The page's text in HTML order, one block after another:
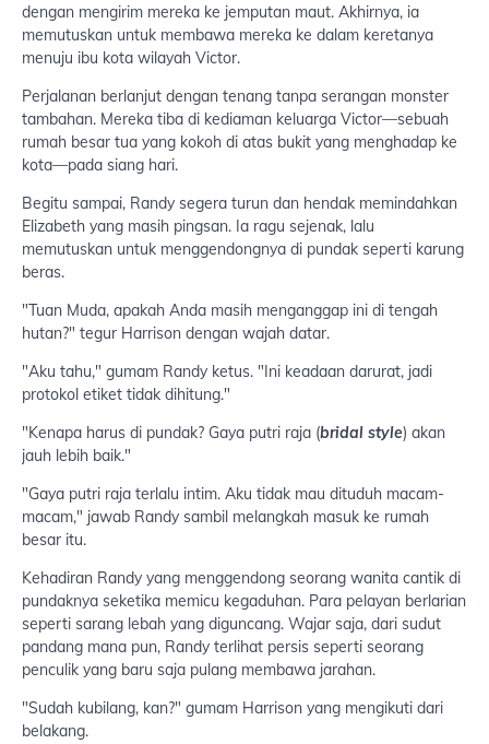
dengan mengirim mereka ke jemputan maut. Akhirnya, ia
memutuskan untuk membawa mereka ke dalam keretanya
menuju ibu kota wilayah Victor.
Perjalanan berlanjut dengan tenang tanpa serangan monster
tambahan. Mereka tiba di kediaman keluarga Victor—sebuah
rumah besar tua yang kokoh di atas bukit yang menghadap ke
kota—pada siang hari.
Begitu sampai, Randy segera turun dan hendak memindahkan
Elizabeth yang masih pingsan. Ia ragu sejenak, lalu
memutuskan untuk menggendongnya di pundak seperti karung
beras.
"Tuan Muda, apakah Anda masih menganggap ini di tengah
hutan?" tegur Harrison dengan wajah datar.
"Aku tahu," gumam Randy ketus. "Ini keadaan darurat, jadi
protokol etiket tidak dihitung."
"Kenapa harus di pundak? Gaya putri raja (bridal style) akan
jauh lebih baik."
"Gaya putri raja terlalu intim. Aku tidak mau dituduh macam-
macam," jawab Randy sambil melangkah masuk ke rumah
besar itu.
Kehadiran Randy yang menggendong seorang wanita cantik di
pundaknya seketika memicu kegaduhan. Para pelayan berlarian
seperti sarang lebah yang diguncang. Wajar saja, dari sudut
pandang mana pun, Randy terlihat persis seperti seorang
penculik yang baru saja pulang membawa jarahan.
"Sudah kubilang, kan?" gumam Harrison yang mengikuti dari
belakang.